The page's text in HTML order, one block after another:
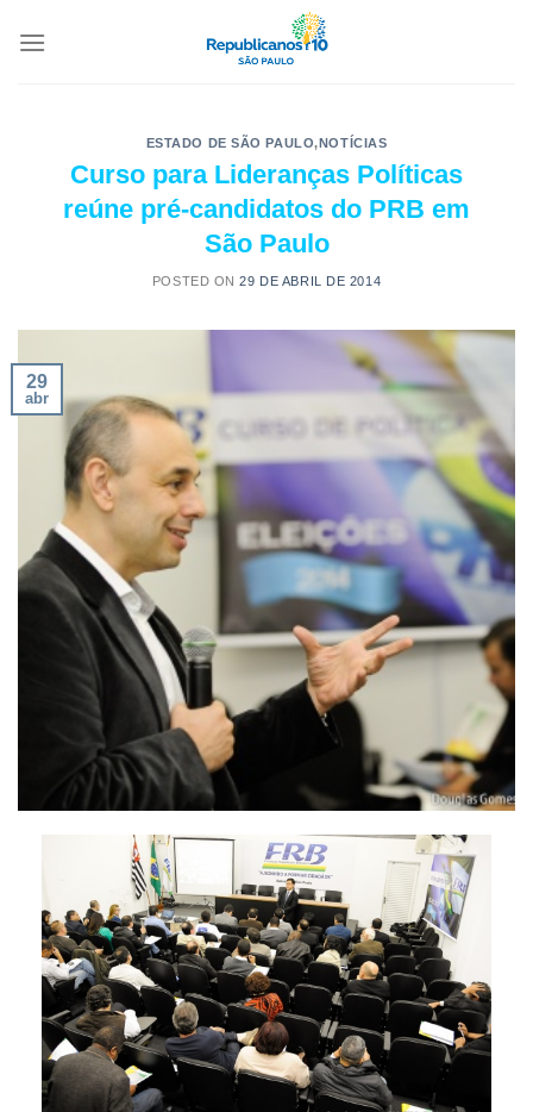
ESTADO DE SÃO PAULO,NOTÍCIAS
Curso para Lideranças Políticas
reúne pré-candidatos do PRB em
São Paulo
POSTED ON29 DE ABRIL DE 2014
29
abr